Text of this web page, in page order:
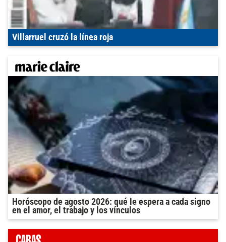
Villarruel cruzó la línea roja
Horóscopo de agosto 2026: qué le espera a cada signo
en el amor, el trabajo y los vínculos